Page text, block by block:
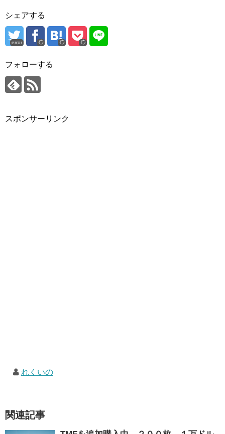
シェアする
error
フォローする
スポンサーリンク
れくいの
関連記事